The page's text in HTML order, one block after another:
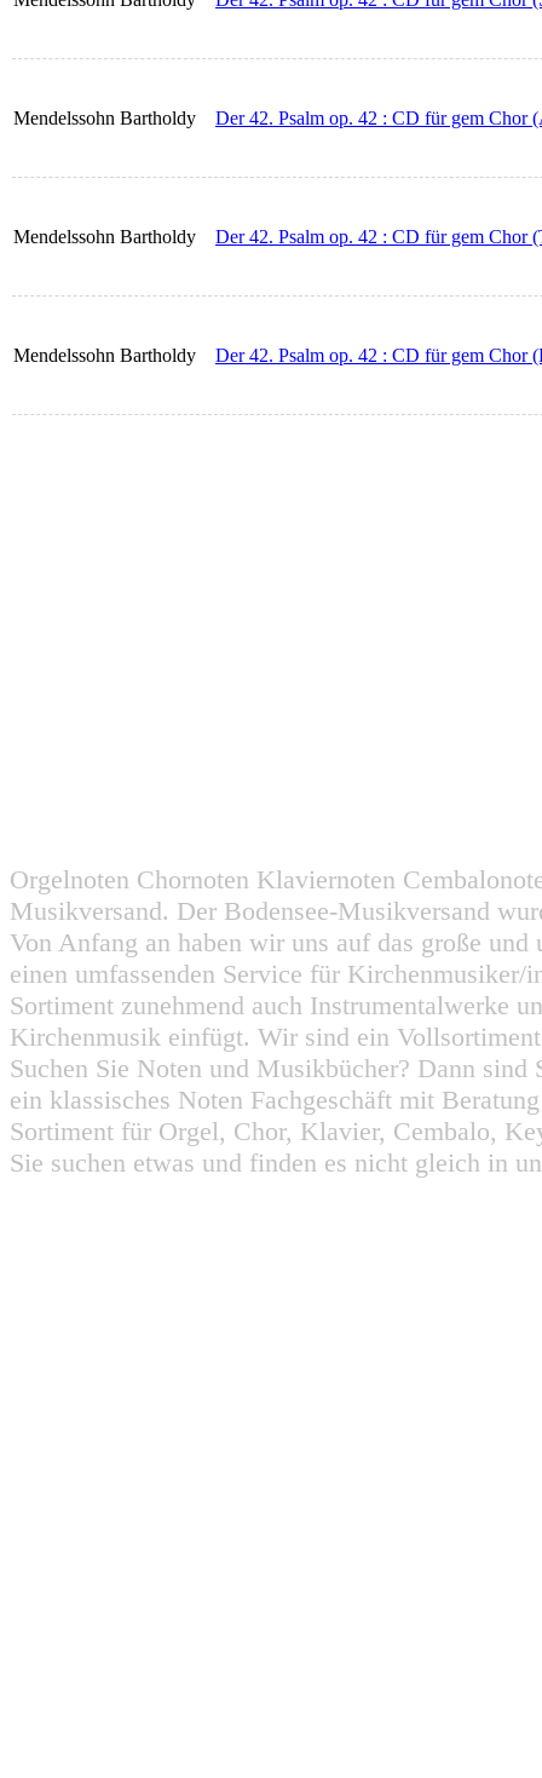
Mendelssohn Bartholdy Der 42. Psalm op. 42 : CD für gem Chor
Mendelssohn Bartholdy Der 42. Psalm op. 42 : CD für gem Chor
Mendelssohn Bartholdy Der 42. Psalm op. 42 : CD für gem Chor
Orgelnoten Chornoten Klaviernoten
Musikversand. Der Bodensee-Musikversand
Von Anfang an haben wir uns auf das große
einen umfassenden Service für
Sortiment zunehmend auch Instrumentalwerke
Kirchenmusik einfügt. Wir sind ein
Suchen Sie Noten und Musikbücher? Dann
ein klassisches Noten Fachgeschäft mit
Sortiment für Orgel, Chor, Klavier, Cembalo,
Sie suchen etwas und finden es nicht gleich in